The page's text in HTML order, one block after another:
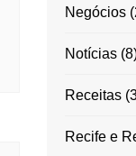
Negócios
Notícias
Receitas
Recife e